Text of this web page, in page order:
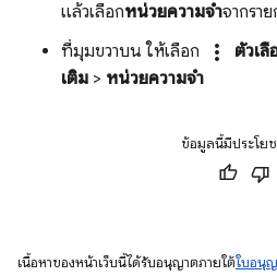
แล้วเลือกหน่วยความจําจากรา
ที่มุมขวาบน ให้เลือก
more_vert ตัวเลื
เติม > หน่วยความจำ
ข้อมูลนี้มีประโย
เนื้อหาของหน้าเว็บนี้ได้รับอนุญาตภายใต้ใบอนุ